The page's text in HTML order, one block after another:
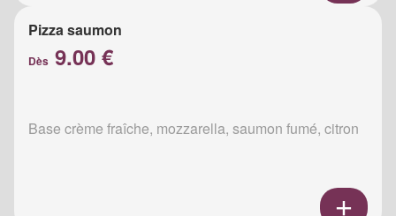
Pizza saumon
Dès 9.00 €
Base crème fraîche, mozzarella, saumon fumé, citron